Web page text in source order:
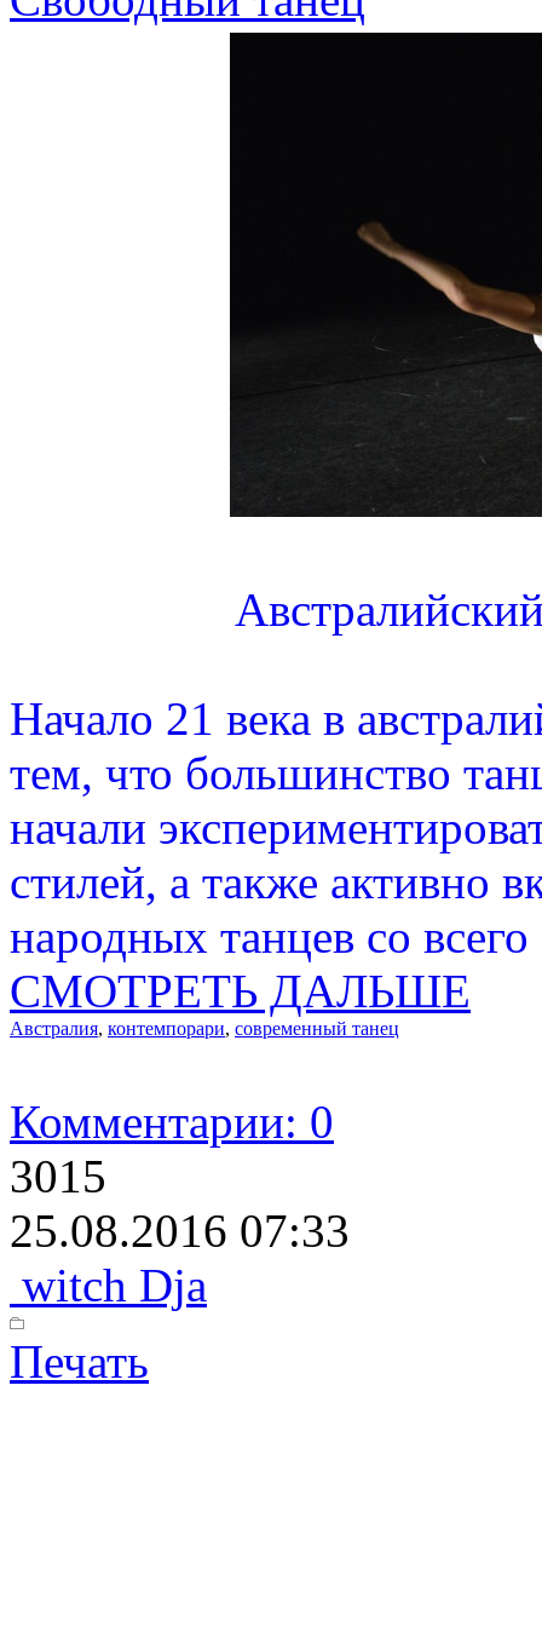
Начало 21 века в
тем, что большинство
начали
стилей, а также активно
народных танцев со
СМОТРЕТЬ ДАЛЬШЕ
Австралия, контемпорари, современный танец
Комментарии: 0
3015
25.08.2016 07:33
witch Dja
Печать